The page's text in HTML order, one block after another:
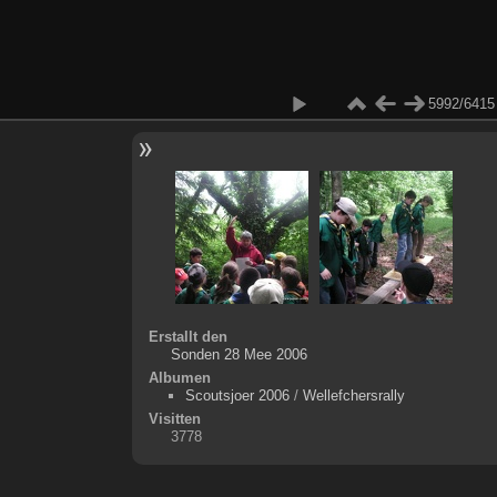
5992/6415
Erstallt den
Sonden 28 Mee 2006
Albumen
Scoutsjoer 2006/ Wellefchersrally
Visitten
3778